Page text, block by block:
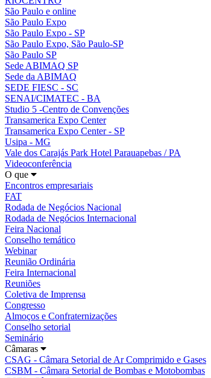
São Paulo e online
São Paulo Expo
São Paulo Expo - SP
São Paulo Expo, São Paulo-SP
São Paulo SP
Sede ABIMAQ SP
Sede da ABIMAQ
SEDE FIESC - SC
SENAI/CIMATEC - BA
Studio 5 -Centro de Convenções
Transamerica Expo Center
Transamerica Expo Center - SP
Usipa - MG
Vale dos Carajás Park Hotel Parauapebas / PA
Videoconferência
O que
Encontros empresariais
FAT
Rodada de Negócios Nacional
Rodada de Negócios Internacional
Feira Nacional
Conselho temático
Webinar
Reunião Ordinária
Feira Internacional
Reuniões
Coletiva de Imprensa
Congresso
Almoços e Confraternizações
Conselho setorial
Seminário
Câmaras
CSAG - Câmara Setorial de Ar Comprimido e Gases
CSBM - Câmara Setorial de Bombas e Motobombas